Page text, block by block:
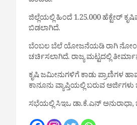
ಜಿಲ್ಲೆಯಲ್ಲಿ ಹಿಂದೆ 1.25.000 ಹೆಕ್ಟೇರ್
ಬಿಡಲಾಗಿದೆ.
ಬೆಂಬಲ ಬೆಲೆ ಯೋಜನೆಯಡಿ ರಾಗಿ ನೋಂದಣಿಗೆ
ಚರ್ಚಿಸಲಾಗಿದೆ. ರಾಜ್ಯ ಮಟ್ಟದಲ್ಲಿ
ಕೃಷಿ ಜಮೀನುಗಳಿಗೆ ಕಾಡು ಪ್ರಾಣಿಗಳ
ಕಾನೂನು ವ್ಯಾಪ್ತಿಯಲ್ಲಿ ಬರುವ
ಸಭೆಯಲ್ಲಿ ಸಿಇಒ ಡಾ‌.ಕೆ.ಎನ್ ಅನುರಾಧಾ,